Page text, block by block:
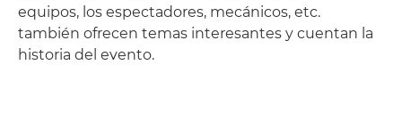
equipos, los espectadores, mecánicos, etc.
también ofrecen temas interesantes y cuentan la
historia del evento.